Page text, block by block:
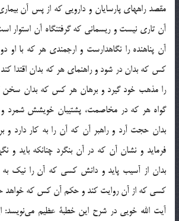
مقصد راههاي‌ پارسايان‌ و دارويي‌ كه‌ از پس‌ آن‌
آن‌ تاري‌ نيست‌ و ريسماني‌ كه‌ گرفتنگاه‌ آن‌ استوار
آن‌ پناهنده‌ را نگاهدارست‌ و ارجمندي‌ هر كه‌ با او
كس‌ كه‌ بدان‌ در شود و راهنماي‌ هر كه‌ بدان‌ اقتدا
را مذهب‌ خود گيرد و برهان‌ هر كس‌ كه‌ بدان‌ سخن‌
گواه‌ هر كه‌ در مخاصمت‌، پشتيبان‌ خويشش‌
بدان‌ حجت‌ آرد و راهبر آن‌ كه‌ آن‌ را به‌ كار دارد و
فرمايد و نشان‌ آن‌ كه‌ در آن‌ بنگرد چنانكه‌ بايد و
بدان‌ از آسيب‌ پايد و دانش‌ كسي‌ كه‌ آن‌ را نيك‌
كسي‌ كه‌ از آن‌ روايت‌ كند و حكم‌ آن‌ كس‌ كه‌ خواهد
آيت‌ الله‌ خويي‌ در شرح‌ اين‌ خطبة‌ عظيم‌ مي‌نويسد: